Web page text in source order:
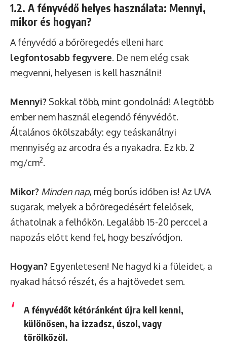
1.2. A fényvédő helyes használata: Mennyi,
mikor és hogyan?
A fényvédő a bőröregedés elleni harc
legfontosabb fegyvere. De nem elég csak
megvenni, helyesen is kell használni!
Mennyi? Sokkal több, mint gondolnád! A legtöbb
ember nem használ elegendő fényvédőt.
Általános ökölszabály: egy teáskanálnyi
mennyiség az arcodra és a nyakadra. Ez kb. 2
mg/cm2.
Mikor? Minden nap, még borús időben is! Az UVA
sugarak, melyek a bőröregedésért felelősek,
áthatolnak a felhőkön. Legalább 15-20 perccel a
napozás előtt kend fel, hogy beszívódjon.
Hogyan? Egyenletesen! Ne hagyd ki a füleidet, a
nyakad hátsó részét, és a hajtövedet sem.
A fényvédőt kétóránként újra kell kenni,
különösen, ha izzadsz, úszol, vagy
törölközöl.